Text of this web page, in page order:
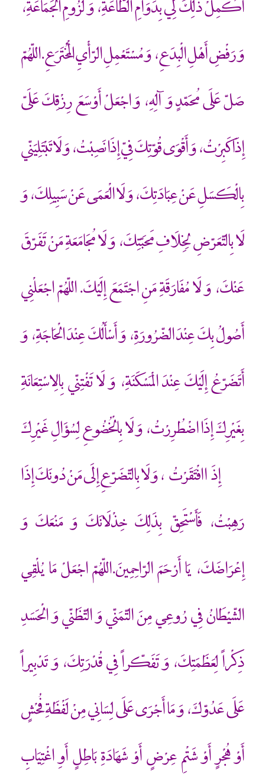
أَكْمِلْ ذَلِكَ لِي بِدَوَامِ الطّاعَةِ، وَ لُزُومِ الْجَمَاعَةِ،
وَ رَفْضِ أَهْلِ الْبِدَعِ، وَ مُسْتَعْمِلِ الرّأْيِ الْمُخْتَرَعِ.اللّهُمّ
صَلّ عَلَى مُحَمّدٍ وَ آلِهِ، وَ اجْعَلْ أَوْسَعَ رِزْقِكَ عَلَيّ
إِذَا كَبِرْتُ، وَ أَقْوَى قُوّتِكَ فِيّ إِذَا نَصِبْتُ، وَ لَا تَبْتَلِيَنّي
بِالْكَسَلِ عَنْ عِبَادَتِكَ، وَ لَا الْعَمَى عَنْ سَبِيلِكَ، وَ
لَا بِالتّعَرّضِ لِخِلَافِ مَحَبّتِكَ، وَ لَا مُجَامَعَةِ مَنْ تَفَرّقَ
عَنْكَ، وَ لَا مُفَارَقَةِ مَنِ اجْتَمَعَ إِلَيْكَ.اللّهُمّ اجْعَلْنِي
أَصُولُ بِكَ عِنْدَ الضّرُورَةِ، وَ أَسْأَلُكَ عِنْدَ الْحَاجَةِ، وَ
أَتَضَرّعُ إِلَيْكَ عِنْدَ الْمَسْكَنَةِ، وَ لَا تَفْتِنّي بِالِاسْتِعَانَةِ
بِغَيْرِكَ إِذَا اضْطُرِرْتُ، وَ لَا بِالْخُضُوعِ لِسُؤَالِ غَيْرِكَ
إِذَا افْتَقَرْتُ، وَ لَا بِالتّضَرّعِ إِلَى مَنْ دُونَكَ إِذَا
رَهِبْتُ، فَأَسْتَحِقّ بِذَلِكَ خِذْلَانَكَ وَ مَنْعَكَ وَ
إِعْرَاضَكَ، يَا أَرْحَمَ الرّاحِمِينَ.اللّهُمّ اجْعَلْ مَا يُلْقِي
الشّيْطَانُ فِي رُوعِي مِنَ التّمَنّي وَ التّظَنّي وَ الْحَسَدِ
ذِكْراً لِعَظَمَتِكَ، وَ تَفَكّراً فِي قُدْرَتِكَ، وَ تَدْبِيراً
عَلَى عَدُوّكَ، وَ مَا أَجْرَى عَلَى لِسَانِي مِنْ لَفْظَةِ فُحْشٍ
أَوْ هُجْرٍ أَوْ شَتْمِ عِرْضٍ أَوْ شَهَادَةِ بَاطِلٍ أَوِ اغْتِيَابِ